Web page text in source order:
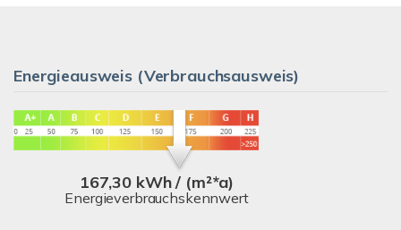
Energieausweis (Verbrauchsausweis)
167,30 kWh / (m²*a)
Energieverbrauchskennwert